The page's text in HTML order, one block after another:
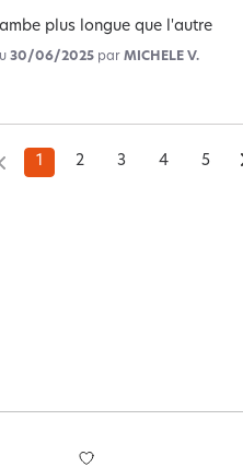
plus longue que l'autre
30/06/2025 parMICHELE V.
1 2 3 4 5